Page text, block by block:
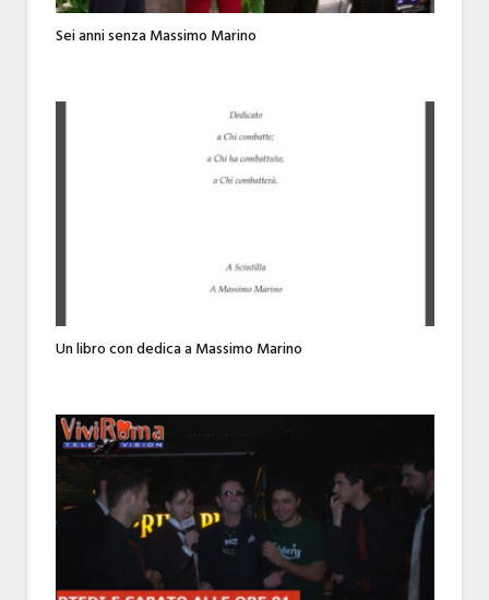
Sei anni senza Massimo Marino
Un libro con dedica a Massimo Marino